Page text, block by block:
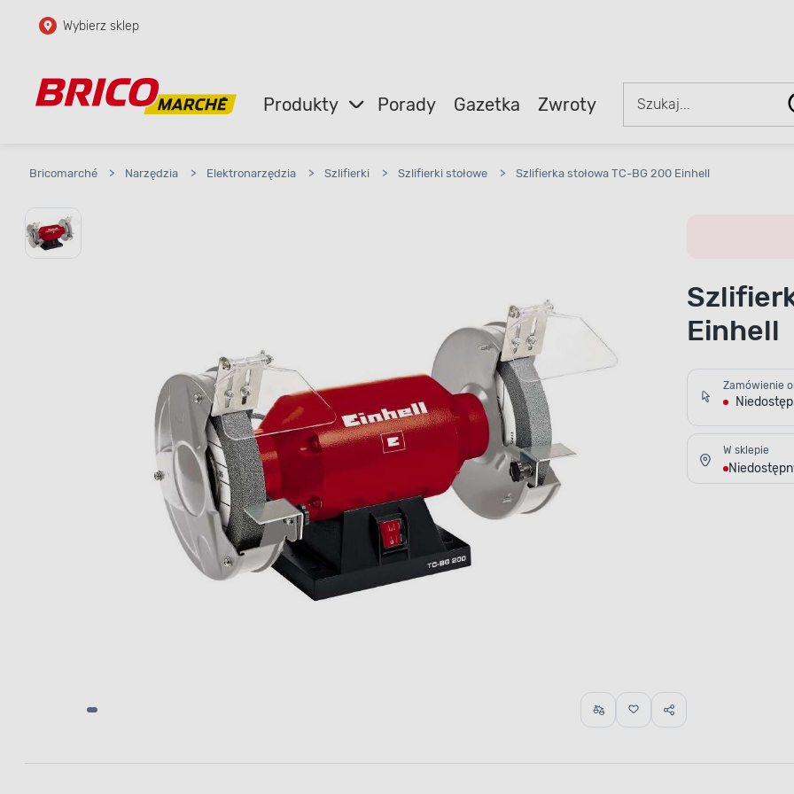
Przejdź do głównej zawartości
Przejdź do wyszukiwarki
Wybierz sklep
Produkty Porady Gazetka Zwroty
Bricomarché > Narzędzia > Elektronarzędzia > Szlifierki > Szlifierki stołowe > Szlifierka stołowa TC-BG 200 Einhell
Einhell
Zamówienie
W sklepie